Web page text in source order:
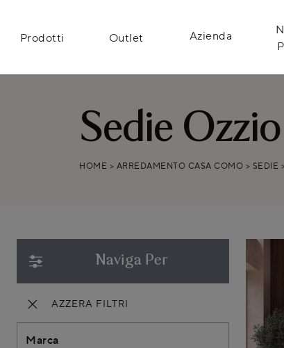
Prodotti Outlet Azienda
Sedie
HOME > ARREDAMENTO CASA COMO > SEDIE
Naviga Per
AZZERA FILTRI
Marca